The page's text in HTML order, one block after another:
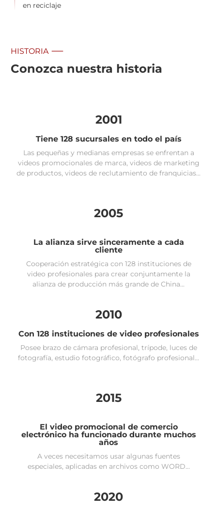
en reciclaje
HISTORIA
Conozca nuestra historia
2001
Tiene 128 sucursales en todo el país
Las pequeñas y medianas empresas se enfrentan a
videos promocionales de marca, videos de marketing
de productos, videos de reclutamiento de franquicias...
2005
La alianza sirve sinceramente a cada
cliente
Cooperación estratégica con 128 instituciones de
video profesionales para crear conjuntamente la
alianza de producción más grande de China...
2010
Con 128 instituciones de video profesionales
Posee brazo de cámara profesional, trípode, luces de
fotografía, estudio fotográfico, fotógrafo profesional...
2015
El video promocional de comercio
electrónico ha funcionado durante muchos
años
A veces necesitamos usar algunas fuentes
especiales, aplicadas en archivos como WORD...
2020